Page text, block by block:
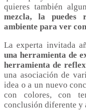
quieres también
mezcla, la puedes
ambiente para ver
La experta invitada
una herramienta de
herramienta de
una asociación de
idea o a un nuevo
con colores, con
conclusión diferente y